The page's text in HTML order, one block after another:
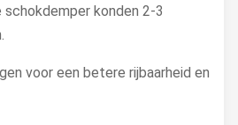
konden 2-3
voor een betere rijbaarheid en